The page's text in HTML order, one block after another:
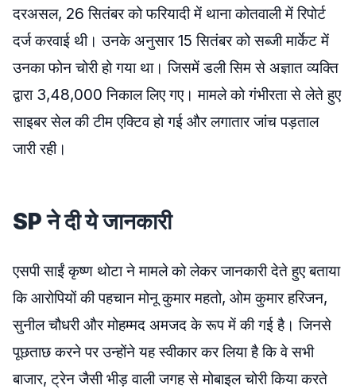
दरअसल, 26 सितंबर को फरियादी में थाना कोतवाली में रिपोर्ट
दर्ज करवाई थी। उनके अनुसार 15 सितंबर को सब्जी मार्केट में
उनका फोन चोरी हो गया था। जिसमें डली सिम से अज्ञात व्यक्ति
द्वारा 3,48,000 निकाल लिए गए। मामले को गंभीरता से लेते हुए
साइबर सेल की टीम एक्टिव हो गई और लगातार जांच पड़ताल
जारी रही।
SP ने दी ये जानकारी
एसपी साईं कृष्ण थोटा ने मामले को लेकर जानकारी देते हुए बताया
कि आरोपियों की पहचान मोनू कुमार महतो, ओम कुमार हरिजन,
सुनील चौधरी और मोहम्मद अमजद के रूप में की गई है। जिनसे
पूछताछ करने पर उन्होंने यह स्वीकार कर लिया है कि वे सभी
बाजार, ट्रेन जैसी भीड़ वाली जगह से मोबाइल चोरी किया करते